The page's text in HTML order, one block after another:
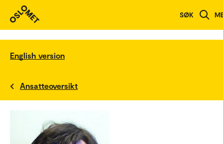
SØK
English version
Ansatteoversikt